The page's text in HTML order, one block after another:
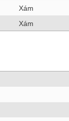
Xám
Xám